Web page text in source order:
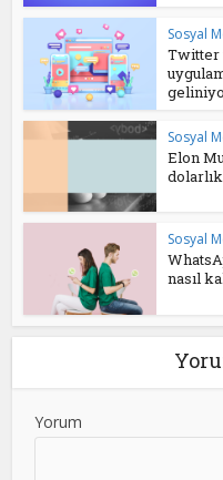
Sosyal
Twitter
Sosyal
Elon
dolarlık
Sosyal
nasıl
Yorum